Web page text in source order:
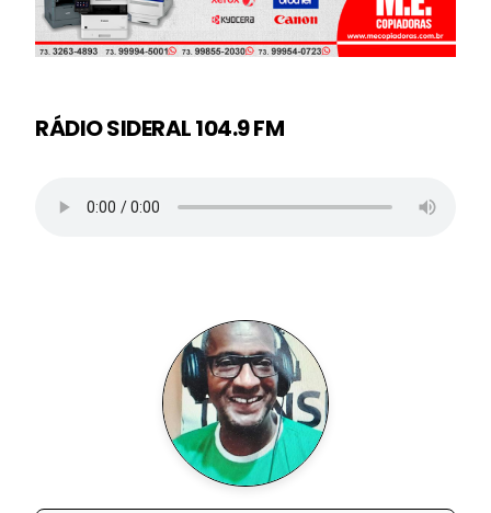
RÁDIO SIDERAL 104.9 FM